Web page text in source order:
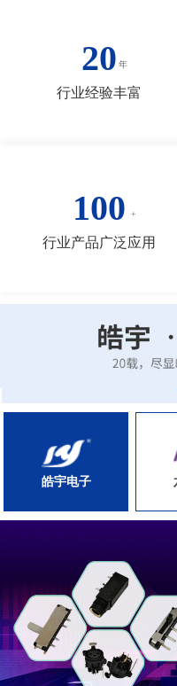
20
行业经验丰富
100
行业产品广泛应用
皓宇电子